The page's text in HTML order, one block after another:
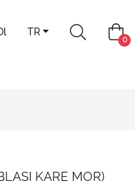
TR
0
KARE MOR)